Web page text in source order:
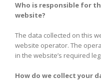
Who is responsible for
website?
The data collected on this
website operator. The
in the website’s required
How do we collect your